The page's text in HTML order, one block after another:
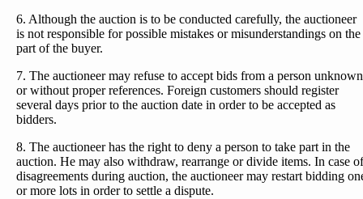
6. Although the auction is to be conducted carefully, the auctioneer
is not responsible for possible mistakes or misunderstandings on the
part of the buyer.
7. The auctioneer may refuse to accept bids from a person unknown
or without proper references. Foreign customers should register
several days prior to the auction date in order to be accepted as
bidders.
8. The auctioneer has the right to deny a person to take part in the
auction. He may also withdraw, rearrange or divide items. In case of
disagreements during auction, the auctioneer may restart bidding
or more lots in order to settle a dispute.